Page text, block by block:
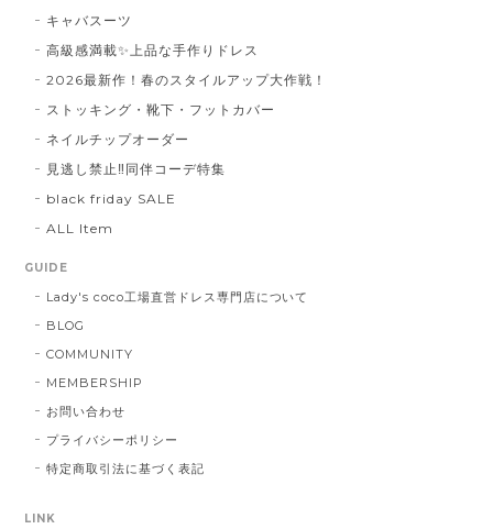
キャバスーツ
高級感満載✨上品な手作りドレス
2026最新作！春のスタイルアップ大作戦！
ストッキング・靴下・フットカバー
ネイルチップオーダー
見逃し禁止‼同伴コーデ特集
black friday SALE
ALL Item
GUIDE
Lady's coco工場直営ドレス専門店について
BLOG
COMMUNITY
MEMBERSHIP
お問い合わせ
プライバシーポリシー
特定商取引法に基づく表記
LINK